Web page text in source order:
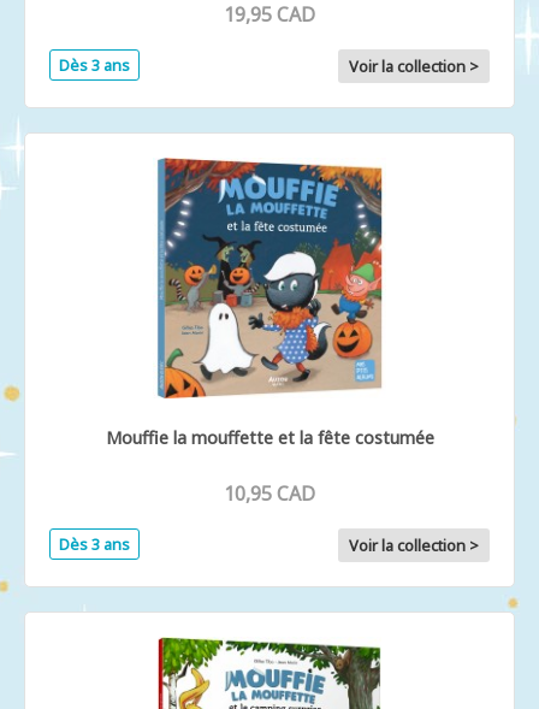
19,95 CAD
Dès 3 ans Voir la collection >
Mouffie la mouffette et la fête costumée
10,95 CAD
Dès 3 ans Voir la collection >